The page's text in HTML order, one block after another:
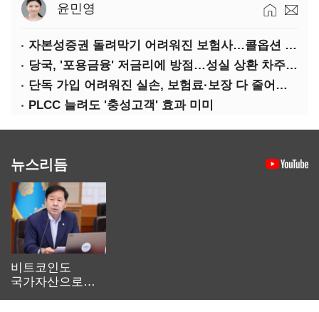
윤민영
자본성증권 돌려막기 어려워진 보험사…콜옵션 부담 급증
당국, '포용금융' 저금리에 방점…성실 상환 차주는 '역차별'
단독 가입 어려워진 실손, 보험료·보장 다 줄어든 5세대는?
PLCC 늘려도 '충성고객' 효과 미미
뉴스리듬
비트코인도
국가자산으로…'